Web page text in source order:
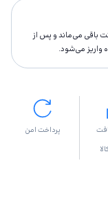
باقى مى‌ماند و پس از
واريز مى‌شود.
پرداخت امن